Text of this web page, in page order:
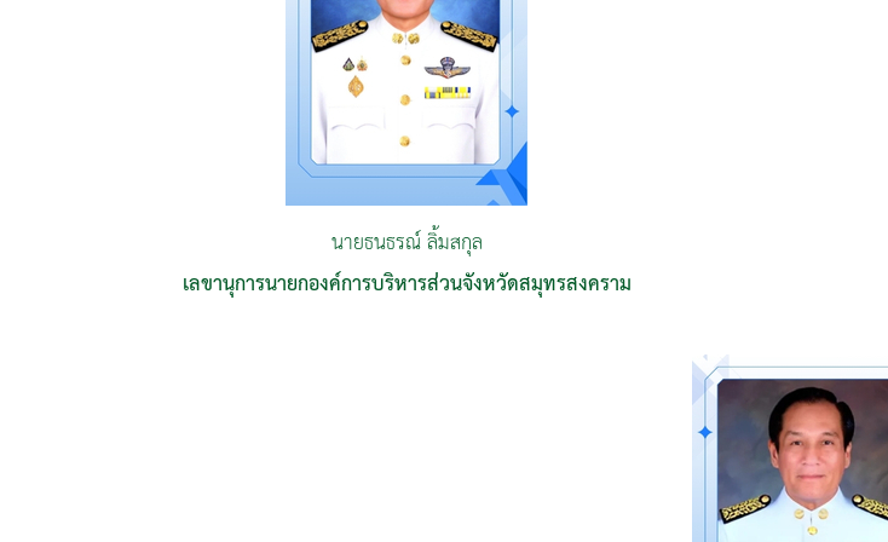
นายธนธรณ์ ลิ้มสกุล
เลขานุการนายกองค์การบริหารส่วนจังหวัดสมุทรสงคราม